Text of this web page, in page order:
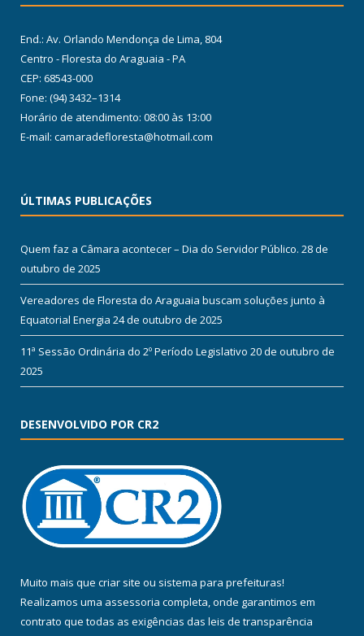
End.: Av. Orlando Mendonça de Lima, 804
Centro - Floresta do Araguaia - PA
CEP: 68543-000
Fone: (94) 3432–1314
Horário de atendimento: 08:00 às 13:00
E-mail: camaradefloresta@hotmail.com
ÚLTIMAS PUBLICAÇÕES
Quem faz a Câmara acontecer – Dia do Servidor Público. 28 de
outubro de 2025
Vereadores de Floresta do Araguaia buscam soluções junto à
Equatorial Energia 24 de outubro de 2025
11ª Sessão Ordinária do 2º Período Legislativo 20 de outubro de
2025
DESENVOLVIDO POR CR2
Muito mais que criar site ou sistema para prefeituras!
Realizamos uma assessoria completa, onde garantimos em
contrato que todas as exigências das leis de transparência